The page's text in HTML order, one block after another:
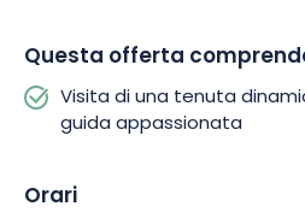
vostra data e scegliete il vostro
alle 10.00! Gratuita per i minori di
perfetta per una gita in famiglia o
Questa offerta
Visita di una tenuta
guida appassionata
Orari